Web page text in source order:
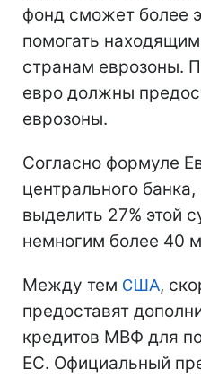
фонд сможет более
помогать
странам еврозоны.
евро должны
еврозоны.
Согласно формуле
центрального
выделить 27% этой
немногим более 40
Между тем США,
предоставят
кредитов МВФ для
ЕС. Официальный